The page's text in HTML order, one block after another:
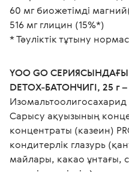
60 мг биожетімді
516 мг глицин (15%*)
* Тәуліктік тұтыну
YOO GO
DETOX-БАТОНЧИГІ, 25 г
Изомальтоолигосахарид
Сарысу ақуызының
концентраты (казеин)
кондитерлік глазурь
майлары, какао ұнтағы,